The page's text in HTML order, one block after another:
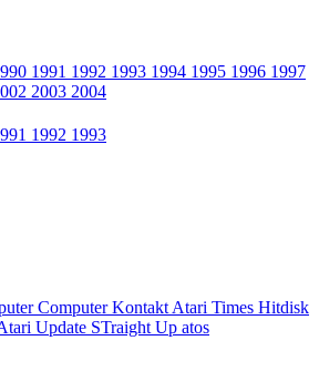
1991 1992 1993 1994 1995 1996 1997
2003 2004
1992 1993
Computer Kontakt Atari Times Hitdisk
Update STraight Up atos